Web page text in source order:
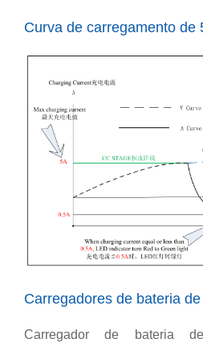
Curva de carregamento de
Carregadores de bateria
Carregador de bateria